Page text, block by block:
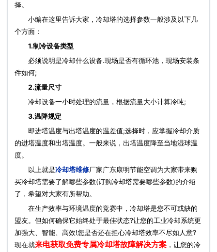
择。
小编在这里告诉大家，冷却塔的选择参数一般涉及以下几
个方面：
1.制冷设备类型
必须说明是冷却什么设备.现场是否有循环池，现场安装条
件如何;
2.流量尺寸
冷却设备一小时处理的流量，根据流量大小计算冷吨;
3.温降规定
即进塔温度与出塔温度的温差值;选择时，应掌握冷却介质
的进塔温度和出塔温度。一般来说，出塔温度降至当地湿球温
度。
以上就是冷却塔维修厂家广东康明节能空调为大家带来购
买冷却塔需要了解哪些参数(订购冷却塔需要哪些参数)的介绍
了，希望对大家有所帮助。
在生产效率与环境温度的竞赛中，冷却塔是您不可或缺的
盟友。但如何确保它始终处于最佳状态?让您的工业冷却系统更
加强大、智能、高效!您是否还在担心冷却塔效率不尽如人意?
现在就来电获取免费专属冷却塔故障解决方案 ，让您的冷